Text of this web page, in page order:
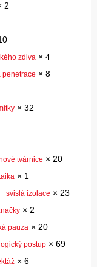
2
zdiva × 4
penetrace × 8
× 32
tvárnice × 20
× 1
svislá izolace × 23
× 2
pauza × 20
postup × 69
× 6